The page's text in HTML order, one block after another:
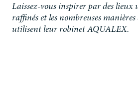
Laissez-vous inspirer par des lieux
raffinés et les nombreuses
utilisent leur robinet AQUALEX.